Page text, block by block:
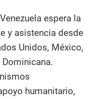
espera la
y asistencia desde
Unidos, México,
Dominicana.
humanitario,